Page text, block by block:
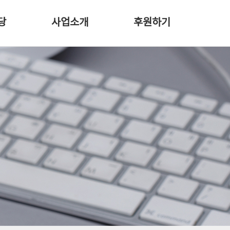
사업소개
비전
장학사업
후원하기
감사갤러리